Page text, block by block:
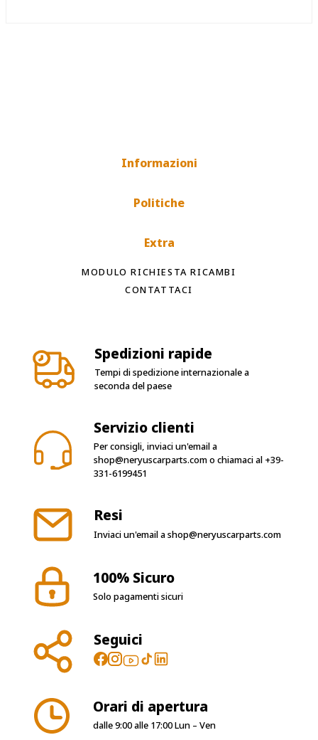
Informazioni
Politiche
Extra
MODULO RICHIESTA RICAMBI
CONTATTACI
Spedizioni rapide
Tempi di spedizione internazionale a
seconda del paese
Servizio clienti
Per consigli, inviaci un'email a
shop@neryuscarparts.como chiamaci al +39-
331-6199451
Resi
Inviaci un'email ashop@neryuscarparts.com
100% Sicuro
Solo pagamenti sicuri
Seguici
Orari di apertura
dalle 9:00 alle 17:00 Lun – Ven